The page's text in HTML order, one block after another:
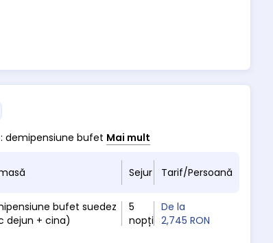
demipensiune bufet Mai mult
Sejur Tarif/Persoană
bufet suedez
dejun + cina)
5
nopți
De la
2,745 RON